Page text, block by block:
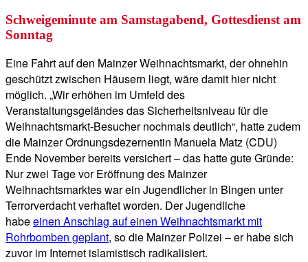
Schweigeminute am Samstagabend, Gottesdienst am
Sonntag
Eine Fahrt auf den Mainzer Weihnachtsmarkt, der ohnehin
geschützt zwischen Häusern liegt, wäre damit hier nicht
möglich. „Wir erhöhen im Umfeld des
Veranstaltungsgeländes das Sicherheitsniveau für die
Weihnachtsmarkt-Besucher nochmals deutlich“, hatte zudem
die Mainzer Ordnungsdezernentin Manuela Matz (CDU)
Ende November bereits versichert – das hatte gute Gründe:
Nur zwei Tage vor Eröffnung des Mainzer
Weihnachtsmarktes war ein Jugendlicher in Bingen unter
Terrorverdacht verhaftet worden. Der Jugendliche
habeeinen Anschlag auf einen Weihnachtsmarkt mit
Rohrbomben geplant, so die Mainzer Polizei – er habe sich
zuvor im Internet islamistisch radikalisiert.